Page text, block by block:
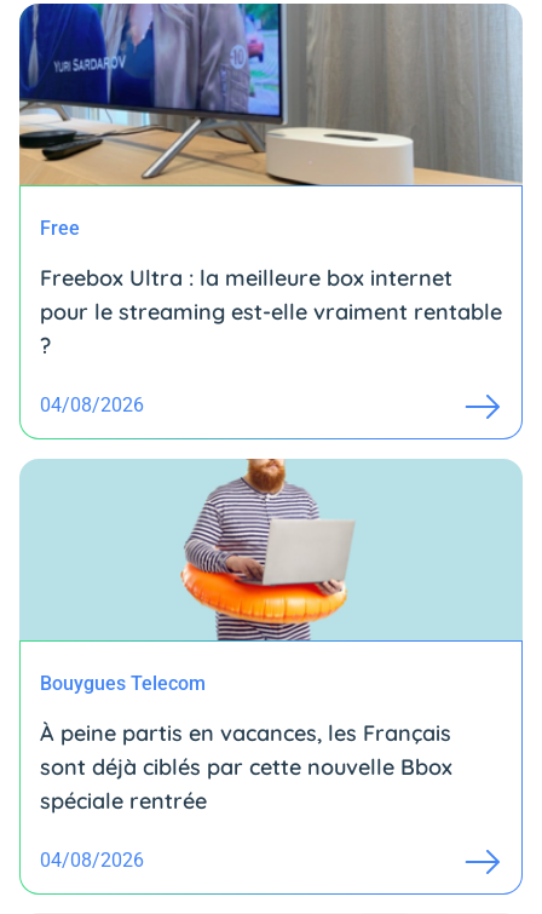
Free
Freebox Ultra : la meilleure box internet
pour le streaming est-elle vraiment rentable
?
04/08/2026
Bouygues Telecom
À peine partis en vacances, les Français
sont déjà ciblés par cette nouvelle Bbox
spéciale rentrée
04/08/2026